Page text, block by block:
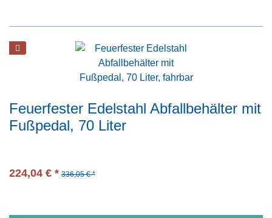
Feuerfester Edelstahl Abfallbehälter mit
Fußpedal, 70 Liter
224,04 € * 336,05 € *